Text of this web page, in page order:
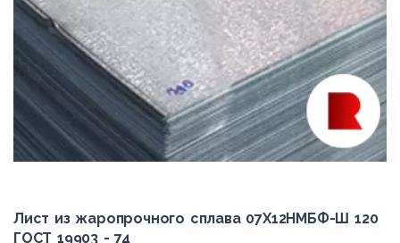
Лист из жаропрочного сплава 07Х12НМБФ-Ш 120
ГОСТ 19903 - 74